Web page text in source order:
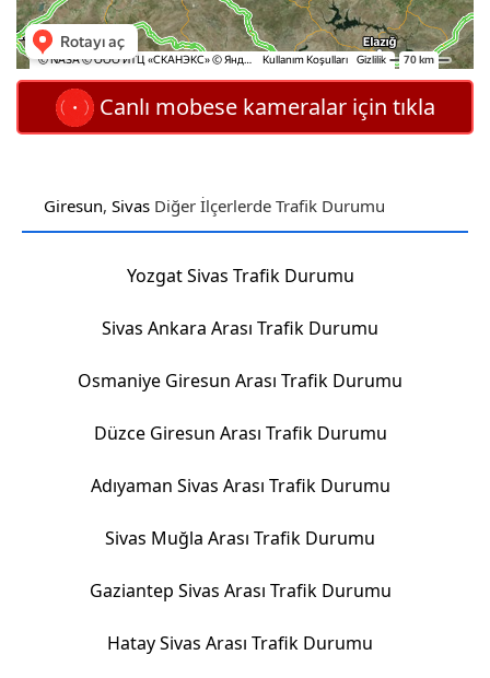
Canlı mobese kameralar için tıkla
Giresun, Sivas Diğer İlçerlerde Trafik Durumu
Yozgat Sivas Trafik Durumu
Sivas Ankara Arası Trafik Durumu
Osmaniye Giresun Arası Trafik Durumu
Düzce Giresun Arası Trafik Durumu
Adıyaman Sivas Arası Trafik Durumu
Sivas Muğla Arası Trafik Durumu
Gaziantep Sivas Arası Trafik Durumu
Hatay Sivas Arası Trafik Durumu